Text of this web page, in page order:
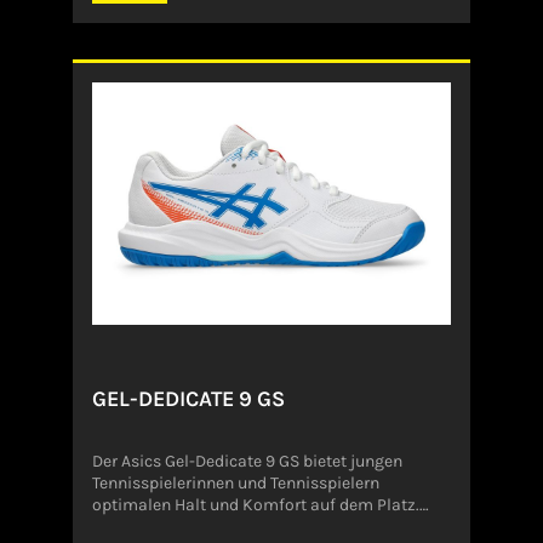
junge Spieler, die einfach nur Spaß haben
wollen. · TPU Medial- und Zehenschutz· Neues
hochwertigen Look · Neue Allround-Außensohle
und Leistung für Junioren · Hohe
Atmungsaktivität für zusätzlichen Komfort auf
dem SpielfeldKomfortable EVA-
ZwischensohleLeicht und
reaktionsfreudigAngaben zum Hersteller (EU-
Produktsicherheitsverordnung, GPSR)Head
International GmbH Head Internatinonal
GEL-DEDICATE 9 GS
Der Asics Gel-Dedicate 9 GS bietet jungen
Tennisspielerinnen und Tennisspielern
optimalen Halt und Komfort auf dem Platz.